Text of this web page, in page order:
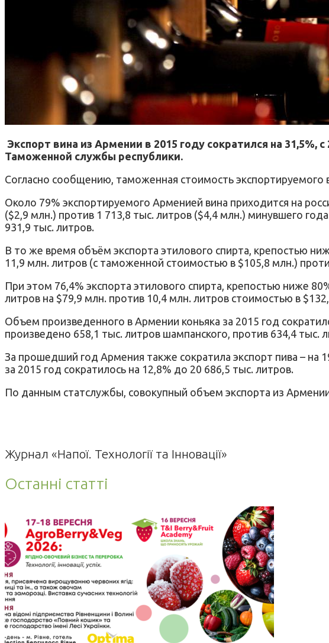
Экспорт вина из Армении в 2015 году сократился на
Таможенной службы республики.
Согласно сообщению, таможенная стоимость экспортируемого
Около 79% экспортируемого Арменией вина приходится на
($2,9 млн.) против 1 713,8 тыс. литров ($4,4 млн.) минувшего
931,9 тыс. литров.
В то же время объём экспорта этилового спирта, крепостью
11,9 млн. литров (с таможенной стоимостью в $105,8 млн.)
При этом 76,4% экспорта этилового спирта, крепостью ниже
литров на $79,9 млн. против 10,4 млн. литров стоимостью в
Объем произведенного в Армении коньяка за 2015 год
произведено 658,1 тыс. литров шампанского, против 634,4 тыс.
За прошедший год Армения также сократила экспорт пива – на
за 2015 год сократилось на 12,8% до 20 686,5 тыс. литров.
По данным статслужбы, совокупный объем экспорта из
Журнал «Напої. Технології та Інновації»
Останні статті